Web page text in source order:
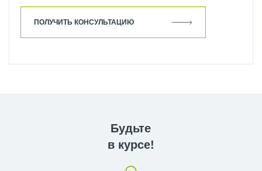
ПОЛУЧИТЬ КОНСУЛЬТАЦИЮ
Будьте
в курсе!